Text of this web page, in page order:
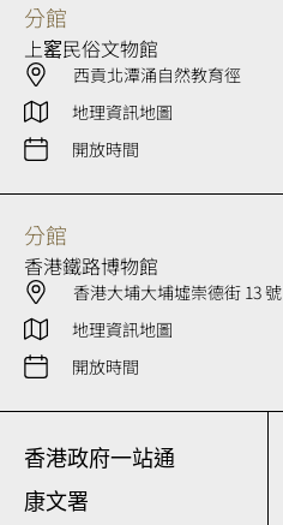
分館
上窰民俗文物館
西貢北潭涌自然教育徑
地理資訊地圖
開放時間
分館
香港鐵路博物館
香港大埔大埔墟崇德街 13 號
地理資訊地圖
開放時間
香港政府一站通
康文署